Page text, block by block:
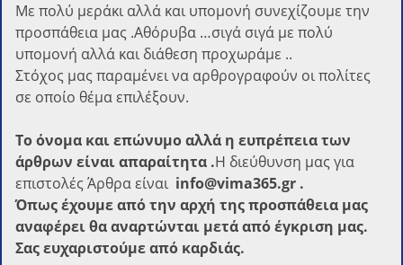
Με πολύ μεράκι αλλά και υπομονή συνεχίζουμε την
προσπάθεια μας .Αθόρυβα …σιγά σιγά με πολύ
υπομονή αλλά και διάθεση προχωράμε ..
Στόχος μας παραμένει να αρθρογραφούν οι πολίτες
σε οποίο θέμα επιλέξουν.
Το όνομα και επώνυμο αλλά η ευπρέπεια των
άρθρων είναι απαραίτητα .Η διεύθυνση μας για
επιστολές Άρθρα είναι info@vima365.gr .
Όπως έχουμε από την αρχή της προσπάθεια μας
αναφέρει θα αναρτώνται μετά από έγκριση μας.
Σας ευχαριστούμε από καρδιάς.